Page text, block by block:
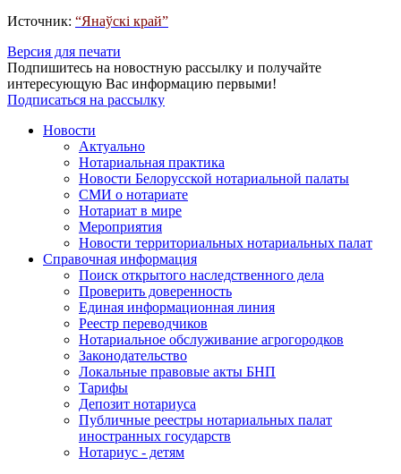
Источник: “Янаўскі край”
Версия для печати
Подпишитесь на новостную рассылку и получайте
интересующую Вас информацию первыми!
Подписаться на рассылку
Новости
Актуально
Нотариальная практика
Новости Белорусской нотариальной палаты
СМИ о нотариате
Нотариат в мире
Мероприятия
Новости территориальных нотариальных палат
Справочная информация
Поиск открытого наследственного дела
Проверить доверенность
Единая информационная линия
Реестр переводчиков
Нотариальное обслуживание агрогородков
Законодательство
Локальные правовые акты БНП
Тарифы
Депозит нотариуса
Публичные реестры нотариальных палат
иностранных государств
Нотариус - детям